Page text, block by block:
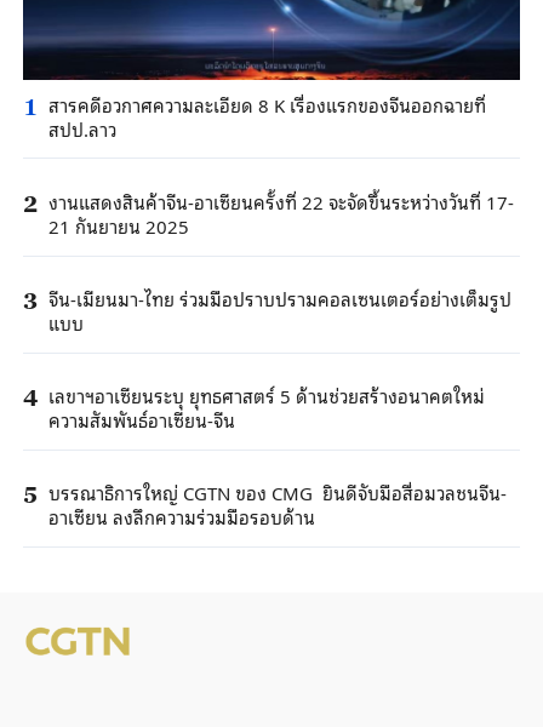
1 สารคดีอวกาศความละเอียด 8 K เรื่องแรกของจีนออกฉายที่
สปป.ลาว
2 งานแสดงสินค้าจีน-อาเซียนครั้งที่ 22 จะจัดขึ้นระหว่างวันที่ 17-
21 กันยายน 2025
3 จีน-เมียนมา-ไทย ร่วมมือปราบปรามคอลเซนเตอร์อย่างเต็มรูป
แบบ
4 เลขาฯอาเซียนระบุ ยุทธศาสตร์ 5 ด้านช่วยสร้างอนาคตใหม่
ความสัมพันธ์อาเซียน-จีน
5 บรรณาธิการใหญ่ CGTN ของ CMG ยินดีจับมือสื่อมวลชนจีน-
อาเซียน ลงลึกความร่วมมือรอบด้าน